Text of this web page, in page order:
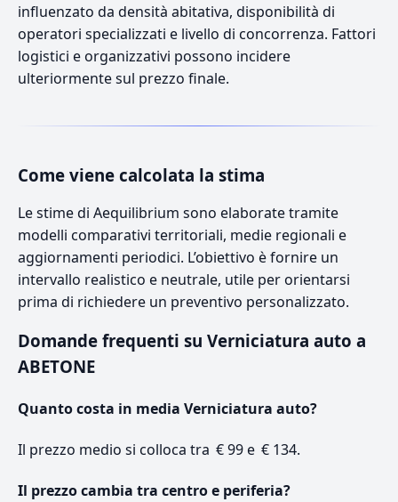
influenzato da densità abitativa, disponibilità di
operatori specializzati e livello di concorrenza. Fattori
logistici e organizzativi possono incidere
ulteriormente sul prezzo finale.
Come viene calcolata la stima
Le stime di Aequilibrium sono elaborate tramite
modelli comparativi territoriali, medie regionali e
aggiornamenti periodici. L’obiettivo è fornire un
intervallo realistico e neutrale, utile per orientarsi
prima di richiedere un preventivo personalizzato.
Domande frequenti su Verniciatura auto a
ABETONE
Quanto costa in media Verniciatura auto?
Il prezzo medio si colloca tra € 99 e € 134.
Il prezzo cambia tra centro e periferia?